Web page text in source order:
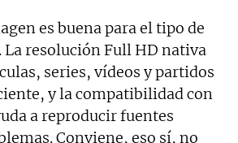
es buena para el tipo de
La resolución Full HD nativa
series, vídeos y partidos
y la compatibilidad con
a reproducir fuentes
Conviene, eso sí, no